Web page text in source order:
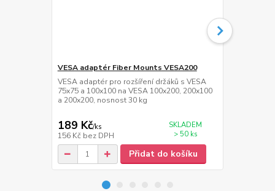
VESA adaptér Fiber Mounts VESA200
VESA adaptér pro rozšíření držáků s VESA
75x75 a 100x100 na VESA 100x200, 200x100
a 200x200, nosnost 30 kg
189 Kč/ks
156 Kč bez DPH
SKLADEM
> 50 ks
Přidat do košíku